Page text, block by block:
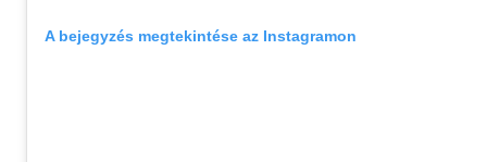
A bejegyzés megtekintése az Instagramon